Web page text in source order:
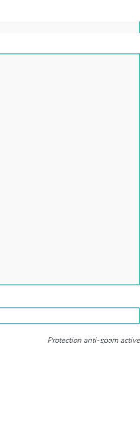
Protection anti-spam active